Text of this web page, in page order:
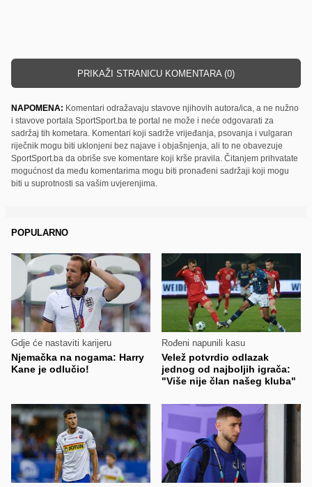
PRIKAŽI STRANICU KOMENTARA (0)
NAPOMENA: Komentari odražavaju stavove njihovih autora/ica, a ne nužno
i stavove portala SportSport.ba te portal ne može i neće odgovarati za
sadržaj tih kometara. Komentari koji sadrže vrijeđanja, psovanja i vulgaran
riječnik mogu biti uklonjeni bez najave i objašnjenja, ali to ne obavezuje
SportSport.ba da obriše sve komentare koji krše pravila. Čitanjem prihvatate
mogućnost da među komentarima mogu biti pronađeni sadržaji koji mogu
biti u suprotnosti sa vašim uvjerenjima.
POPULARNO
Gdje će nastaviti karijeru
Njemačka na nogama: Harry
Kane je odlučio!
Rođeni napunili kasu
Velež potvrdio odlazak
jednog od najboljih igrača:
"Više nije član našeg kluba"